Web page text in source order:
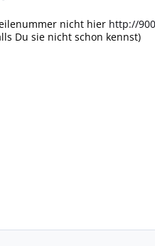
nicht hier http://
Du sie nicht schon kennst)